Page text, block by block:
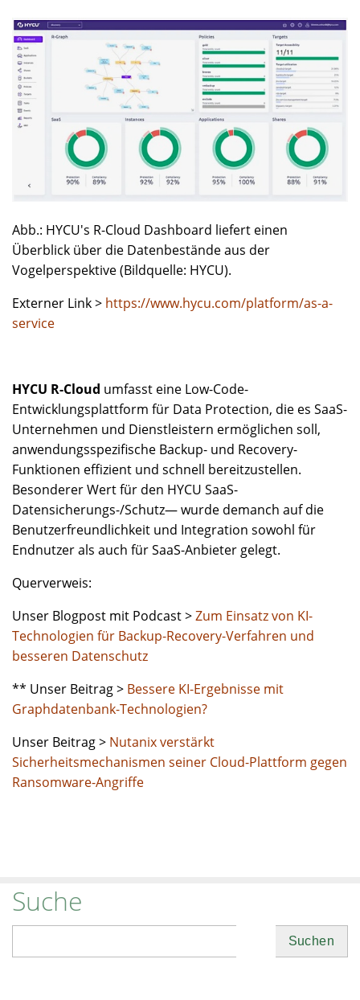
Abb.: HYCU's R-Cloud Dashboard liefert einen
Überblick über die Datenbestände aus der
Vogelperspektive (Bildquelle: HYCU).
Externer Link > https://www.hycu.com/platform/as-a-
service
HYCU R-Cloud umfasst eine Low-Code-
Entwicklungsplattform für Data Protection, die es SaaS-
Unternehmen und Dienstleistern ermöglichen soll,
anwendungsspezifische Backup- und Recovery-
Funktionen effizient und schnell bereitzustellen.
Besonderer Wert für den HYCU SaaS-
Datensicherungs-/Schutz— wurde demanch auf die
Benutzerfreundlichkeit und Integration sowohl für
Endnutzer als auch für SaaS-Anbieter gelegt.
Querverweis:
Unser Blogpost mit Podcast >Zum Einsatz von KI-
Technologien für Backup-Recovery-Verfahren und
besseren Datenschutz
** Unser Beitrag > Bessere KI-Ergebnisse mit
Graphdatenbank-Technologien?
Unser Beitrag > Nutanix verstärkt
Sicherheitsmechanismen seiner Cloud-Plattform gegen
Ransomware-Angriffe
Suche